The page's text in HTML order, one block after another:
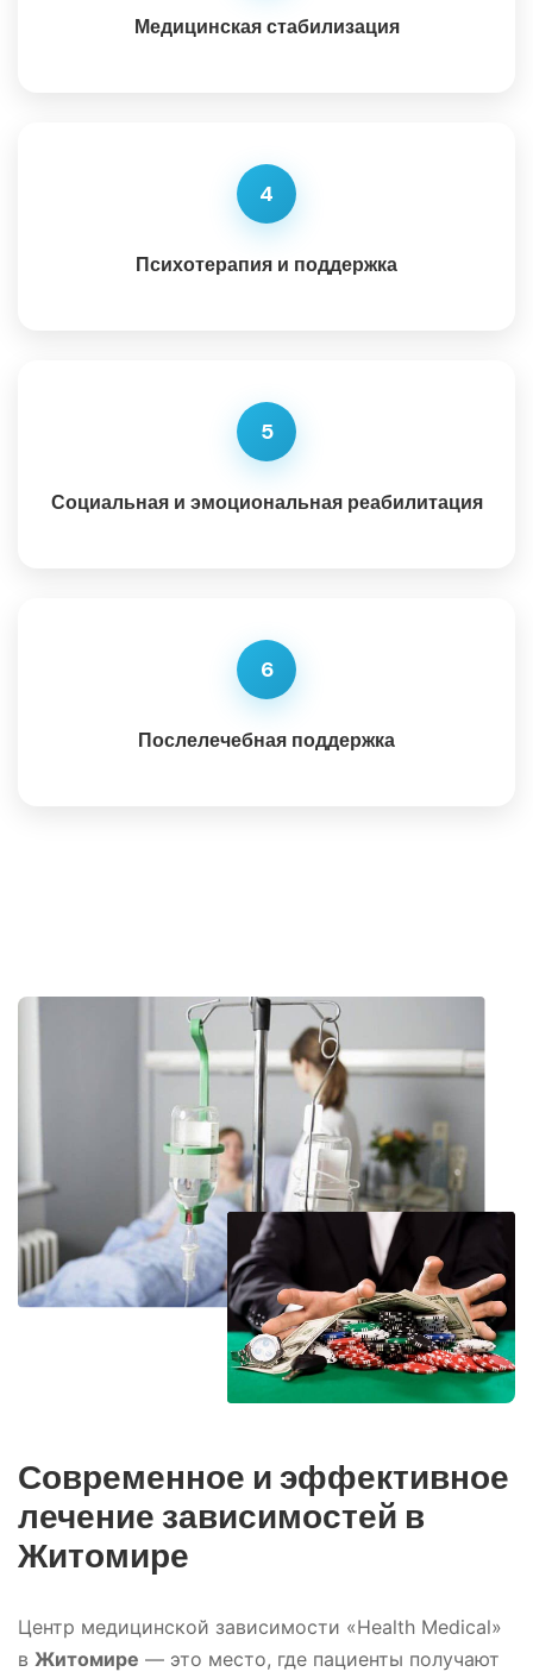
Медицинская стабилизация
4
Психотерапия и поддержка
5
Социальная и эмоциональная реабилитация
6
Послелечебная поддержка
Современное и эффективное
лечение зависимостей в
Житомире
Центр медицинской зависимости «Health Medical»
в Житомире — это место, где пациенты получают